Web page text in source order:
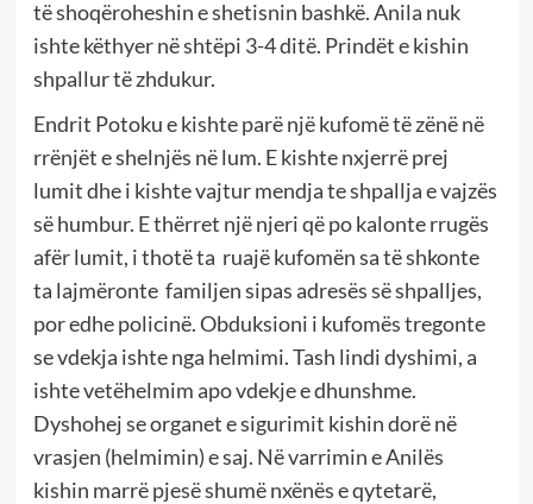
të shoqëroheshin e shetisnin bashkë. Anila nuk
ishte këthyer në shtëpi 3-4 ditë. Prindët e kishin
shpallur të zhdukur.
Endrit Potoku e kishte parë një kufomë të zënë në
rrënjët e shelnjës në lum. E kishte nxjerrë prej
lumit dhe i kishte vajtur mendja te shpallja e vajzës
së humbur. E thërret një njeri që po kalonte rrugës
afër lumit, i thotë ta ruajë kufomën sa të shkonte
ta lajmëronte familjen sipas adresës së shpalljes,
por edhe policinë. Obduksioni i kufomës tregonte
se vdekja ishte nga helmimi. Tash lindi dyshimi, a
ishte vetëhelmim apo vdekje e dhunshme.
Dyshohej se organet e sigurimit kishin dorë në
vrasjen (helmimin) e saj. Në varrimin e Anilës
kishin marrë pjesë shumë nxënës e qytetarë,